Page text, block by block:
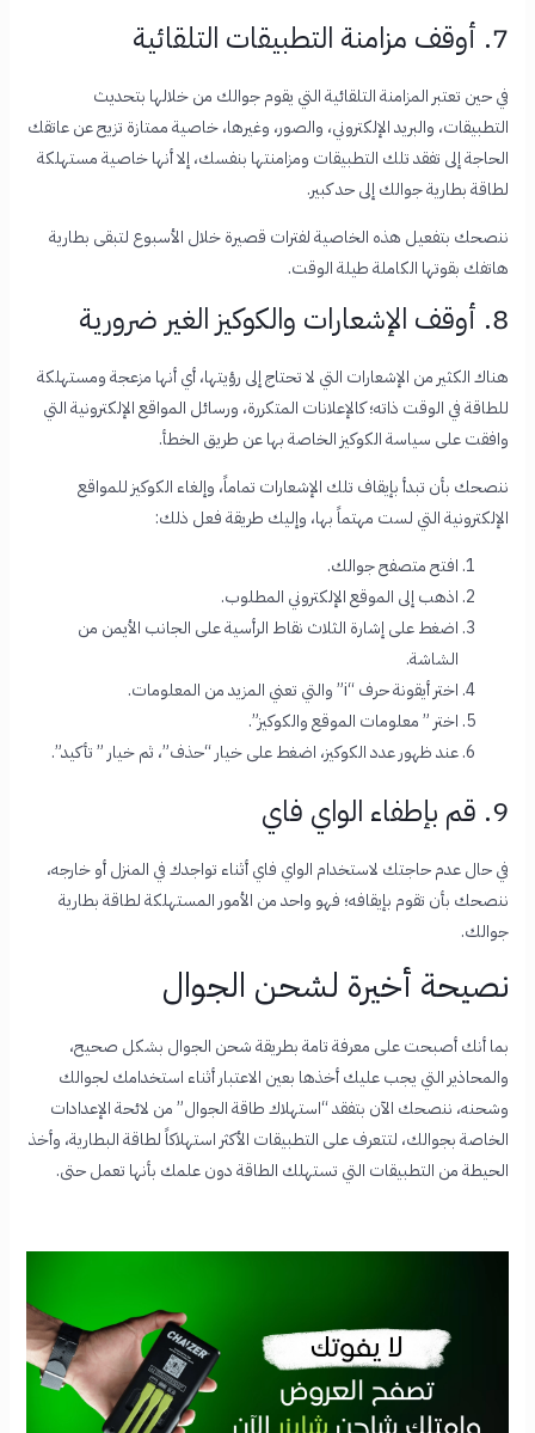
7. أوقف مزامنة التطبيقات التلقائية
في حين تعتبر المزامنة التلقائية التي يقوم جوالك من خلالها بتحديث
التطبيقات، والبريد الإلكتروني، والصور، وغيرها، خاصية ممتازة تزيح عن عاتقك
الحاجة إلى تفقد تلك التطبيقات ومزامنتها بنفسك، إلا أنها خاصية مستهلكة
لطاقة بطارية جوالك إلى حد كبير.
ننصحك بتفعيل هذه الخاصية لفترات قصيرة خلال الأسبوع لتبقى بطارية
هاتفك بقوتها الكاملة طيلة الوقت.
8. أوقف الإشعارات والكوكيز الغير ضرورية
هناك الكثير من الإشعارات التي لا تحتاج إلى رؤيتها، أي أنها مزعجة ومستهلكة
للطاقة في الوقت ذاته؛ كالإعلانات المتكررة، ورسائل المواقع الإلكترونية التي
وافقت على سياسة الكوكيز الخاصة بها عن طريق الخطأ.
ننصحك بأن تبدأ بإيقاف تلك الإشعارات تماماً، وإلغاء الكوكيز للمواقع
الإلكترونية التي لست مهتماً بها، وإليك طريقة فعل ذلك:
افتح متصفح جوالك.
اذهب إلى الموقع الإلكتروني المطلوب.
اضغط على إشارة الثلاث نقاط الرأسية على الجانب الأيمن من
الشاشة.
اختر أيقونة حرف “i” والتي تعني المزيد من المعلومات.
اختر ” معلومات الموقع والكوكيز”.
عند ظهور عدد الكوكيز، اضغط على خيار “حذف”، ثم خيار ” تأكيد”.
9. قم بإطفاء الواي فاي
في حال عدم حاجتك لاستخدام الواي فاي أثناء تواجدك في المنزل أو خارجه،
ننصحك بأن تقوم بإيقافه؛ فهو واحد من الأمور المستهلكة لطاقة بطارية
جوالك.
نصيحة أخيرة لشحن الجوال
بما أنك أصبحت على معرفة تامة بطريقة شحن الجوال بشكل صحيح،
والمحاذير التي يجب عليك أخذها بعين الاعتبار أثناء استخدامك لجوالك
وشحنه، ننصحك الآن بتفقد “استهلاك طاقة الجوال” من لائحة الإعدادات
الخاصة بجوالك، لتتعرف على التطبيقات الأكثر استهلاكاً لطاقة البطارية، وأخذ
الحيطة من التطبيقات التي تستهلك الطاقة دون علمك بأنها تعمل حتى.